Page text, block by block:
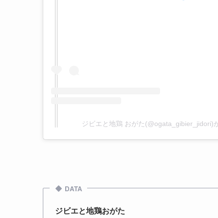
ジビエと地鶏 おがた(@ogata_gibier_jidori)
DATA
ジビエと地鶏おがた